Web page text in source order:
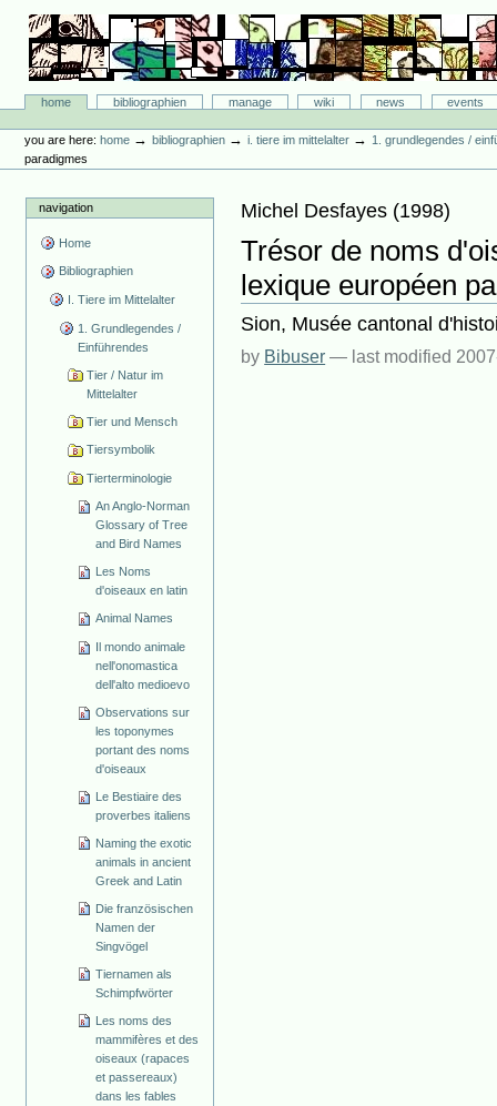
content.
navigation
Bibliographie-Portal
Sectionshome bibliographien manage wiki news
events
tools
you are here: home →bibliographien →i. tiere im mittelalter →1. grundlegendes /
paradigmes
navigation
Home
Bibliographien
I. Tiere im Mittelalter
1. Grundlegendes /
Einführendes
Tier / Natur im
Mittelalter
Tier und Mensch
Tiersymbolik
Tierterminologie
An Anglo-Norman
Glossary of Tree
and Bird Names
Les Noms
d'oiseaux en latin
Animal Names
Il mondo animale
nell'onomastica
dell'alto medioevo
Observations sur
les toponymes
portant des noms
d'oiseaux
Le Bestiaire des
proverbes italiens
Naming the exotic
animals in ancient
Greek and Latin
Die französischen
Namen der
Singvögel
Tiernamen als
Schimpfwörter
Les noms des
mammifères et des
oiseaux (rapaces
et passereaux)
dans les fables
Michel Desfayes (1998)
Trésor de noms
lexique européen
Sion, Musée cantonal
by Bibuser — last modified